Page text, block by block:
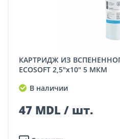
КАРТРИДЖ ИЗ ВСПЕНЕННОГО ПОЛИПРОПИЛЕНА
ECOSOFT 2,5"x10" 5 МКМ
В наличии
47 MDL / шт.